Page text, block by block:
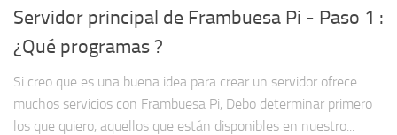
Servidor principal de Frambuesa Pi - Paso 1 :
¿Qué programas ?
Si creo que es una buena idea para crear un servidor ofrece
muchos servicios con Frambuesa Pi, Debo determinar primero
los que quiero, aquellos que están disponibles en nuestro...